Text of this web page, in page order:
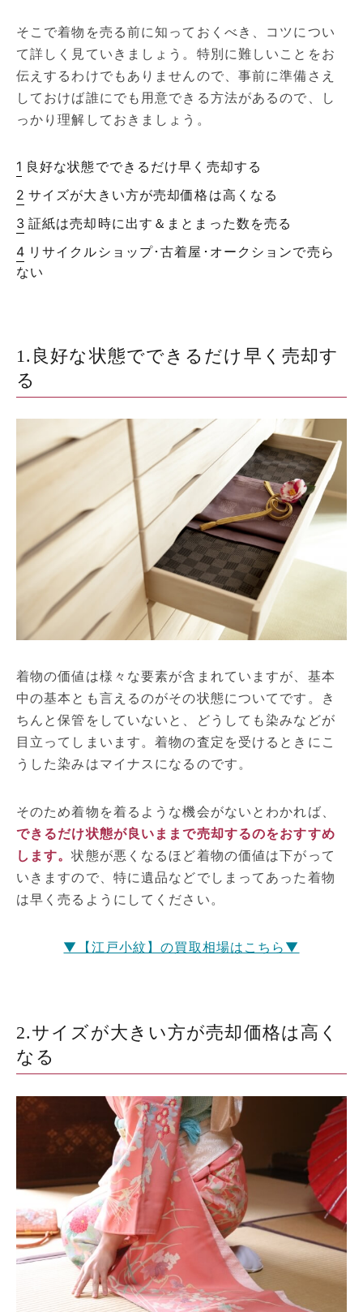
そこで着物を売る前に知っておくべき、コツについ
て詳しく見ていきましょう。特別に難しいことをお
伝えするわけでもありませんので、事前に準備さえ
しておけば誰にでも用意できる方法があるので、し
っかり理解しておきましょう。
良好な状態でできるだけ早く売却する
サイズが大きい方が売却価格は高くなる
証紙は売却時に出す＆まとまった数を売る
リサイクルショップ･古着屋･オークションで売ら
ない
1.良好な状態でできるだけ早く売却す
る
着物の価値は様々な要素が含まれていますが、基本
中の基本とも言えるのがその状態についてです。き
ちんと保管をしていないと、どうしても染みなどが
目立ってしまいます。着物の査定を受けるときにこ
うした染みはマイナスになるのです。
そのため着物を着るような機会がないとわかれば、
できるだけ状態が良いままで売却するのをおすすめ
します。状態が悪くなるほど着物の価値は下がって
いきますので、特に遺品などでしまってあった着物
は早く売るようにしてください。
▼【江戸小紋】の買取相場はこちら▼
2.サイズが大きい方が売却価格は高く
なる